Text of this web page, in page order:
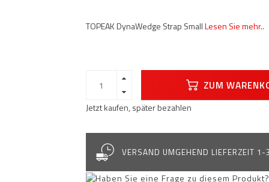
TOPEAK DynaWedge Strap SmallLesen Sie mehr..
ZUM
Jetzt kaufen, später bezahlen
VERSAND UMGEHEND LIEFERZEIT 1-